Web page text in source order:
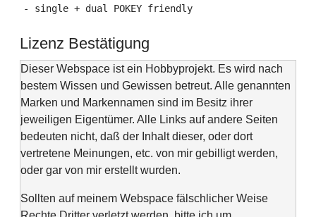
Lizenz Bestätigung
Dieser Webspace ist ein Hobbyprojekt. Es wird nach
bestem Wissen und Gewissen betreut. Alle genannten
Marken und Markennamen sind im Besitz ihrer
jeweiligen Eigentümer. Alle Links auf andere Seiten
bedeuten nicht, daß der Inhalt dieser, oder dort
vertretene Meinungen, etc. von mir gebilligt werden,
oder gar von mir erstellt wurden.
Sollten auf meinem Webspace fälschlicher Weise